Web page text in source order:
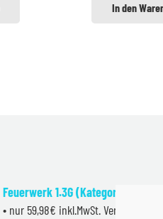
In den
Feuerwerk 1.3G (Kategorie F2)
• nur 59,98€ inkl.MwSt. Versandkosten!